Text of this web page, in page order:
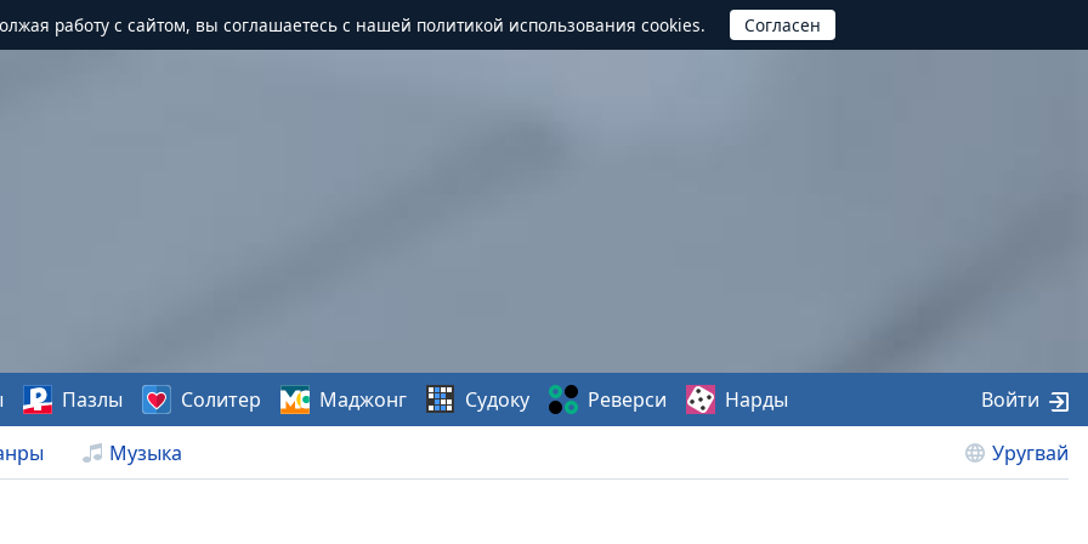
работу с сайтом, вы соглашаетесь с нашей политикой использования cookies.
Музыка Уругвай
Пазлы Солитер Маджонг Судоку Реверси Нарды Войти